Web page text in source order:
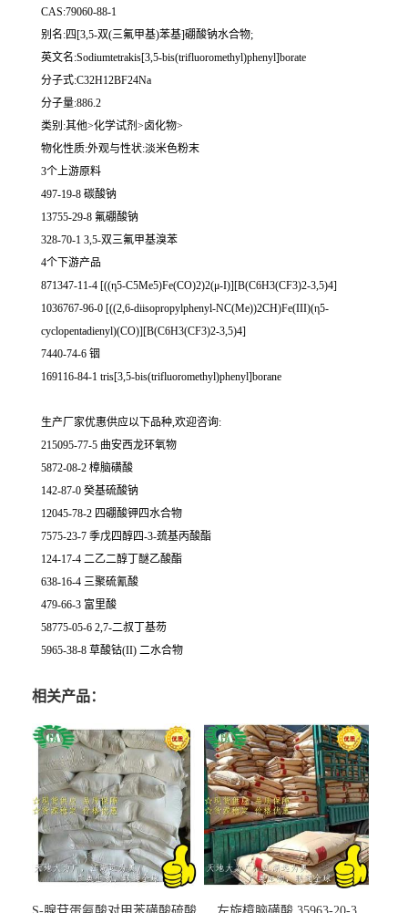
CAS:79060-88-1
别名:四[3,5-双(三氟甲基)苯基]硼酸钠水合物;
英文名:Sodiumtetrakis[3,5-bis(trifluoromethyl)phenyl]borate
分子式:C32H12BF24Na
分子量:886.2
类别:其他>化学试剂>卤化物>
物化性质:外观与性状:淡米色粉末
3个上游原料
497-19-8 碳酸钠
13755-29-8 氟硼酸钠
328-70-1 3,5-双三氟甲基溴苯
4个下游产品
871347-11-4 [((η5-C5Me5)Fe(CO)2)2(μ-I)][B(C6H3(CF3)2-3,5)4]
1036767-96-0 [((2,6-diisopropylphenyl-NC(Me))2CH)Fe(III)(η5-
cyclopentadienyl)(CO)][B(C6H3(CF3)2-3,5)4]
7440-74-6 铟
169116-84-1 tris[3,5-bis(trifluoromethyl)phenyl]borane
生产厂家优惠供应以下品种,欢迎咨询:
215095-77-5 曲安西龙环氧物
5872-08-2 樟脑磺酸
142-87-0 癸基硫酸钠
12045-78-2 四硼酸钾四水合物
7575-23-7 季戊四醇四-3-巯基丙酸酯
124-17-4 二乙二醇丁醚乙酸酯
638-16-4 三聚硫氰酸
479-66-3 富里酸
58775-05-6 2,7-二叔丁基芴
5965-38-8 草酸钴(II) 二水合物
相关产品：